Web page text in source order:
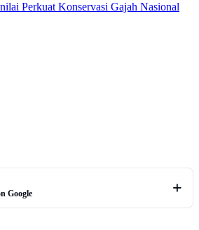
Perkuat Konservasi Gajah Nasional
Google